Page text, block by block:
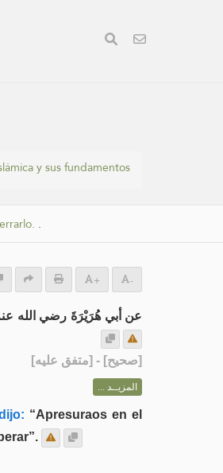
y sus fundamentos
.
+ -
عن أبي هُرَيْرَةَ رضي الله
[صحيح] - [متفق عليه]
المزيــد ...
“Apresuraos en el